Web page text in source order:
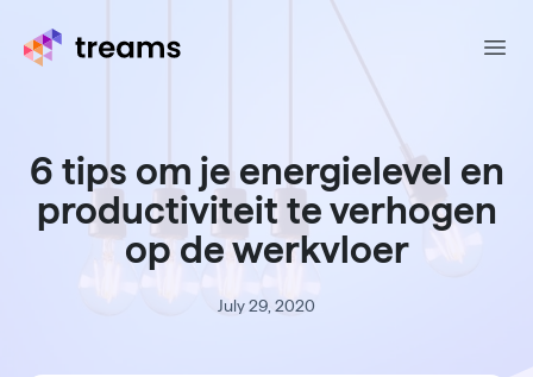
6 tips om je energielevel en
productiviteit te verhogen
op de werkvloer
July 29, 2020